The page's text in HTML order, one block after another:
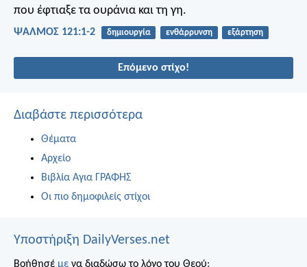
που έφτιαξε τα ουράνια και τη γη.
ΨΑΛΜΌΣ 121:1-2 δημιουργία ενθάρρυνση εξάρτηση
Επόμενο στίχο!
Διαβάστε περισσότερα
Θέματα
Αρχείο
Βιβλία Αγια ΓΡΑΦΗΣ
Οι πιο δημοφιλείς στίχοι
Υποστήριξη DailyVerses.net
Βοήθησέ με να διαδώσω το λόγο του Θεού: